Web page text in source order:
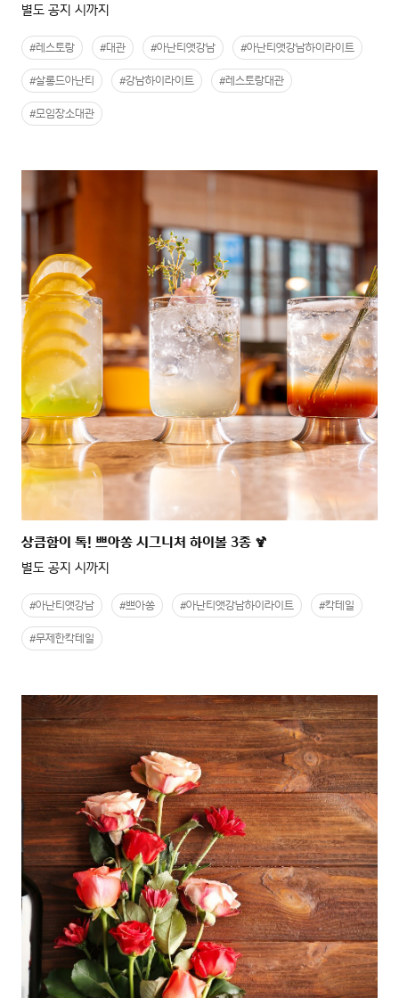
별도 공지 시까지
#레스토랑 #대관 #아난티앳강남 #아난티앳강남하이라이트
#살롱드아난티 #강남하이라이트 #레스토랑대관
#모임장소대관
상큼함이 톡! 쁘아쏭 시그니처 하이볼 3종 🍹
별도 공지 시까지
#아난티앳강남 #쁘아쏭 #아난티앳강남하이라이트 #칵테일
#무제한칵테일